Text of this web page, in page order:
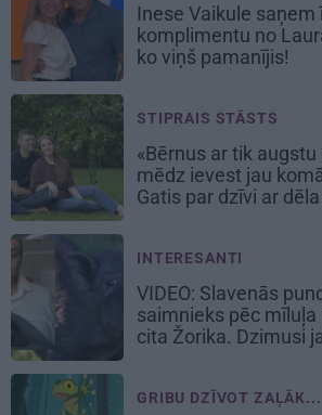
Inese Vaikule saņem
komplimentu no
ko viņš pamanījis!
STIPRAIS STĀSTS
«Bērnus ar tik
mēdz ievest jau
Gatis par dzīvi ar
INTERESANTI
VIDEO: Slavenās
saimnieks pēc mīluļa
cita Žorika. Dzimusi
GRIBU DZĪVOT ZAĻĀK...